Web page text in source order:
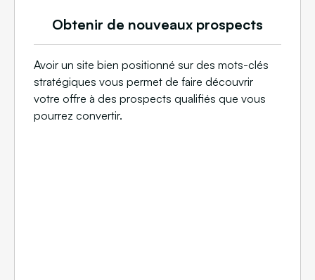
Obtenir de nouveaux prospects
Avoir un site bien positionné sur des mots-clés
stratégiques vous permet de faire découvrir
votre offre à des prospects qualifiés que vous
pourrez convertir.​